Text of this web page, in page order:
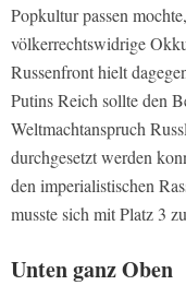
Popkultur passen
völkerrechtswidrige
Russenfront hielt
Putins Reich sollte den
Weltmachtanspruch
durchgesetzt werden
den imperialistischen
musste sich mit Platz 3
Unten ganz Oben